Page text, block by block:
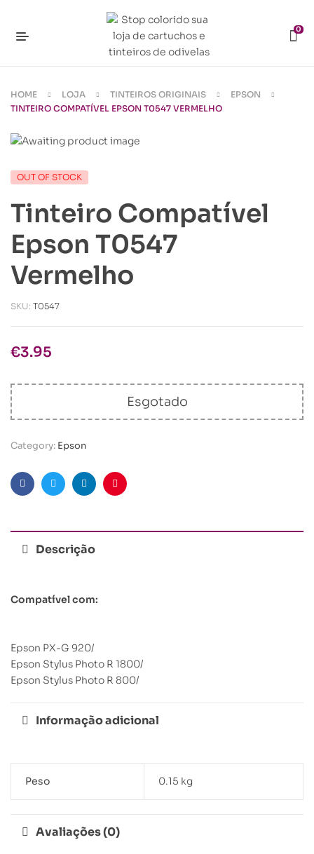
0
HOME LOJA TINTEIROS ORIGINAIS
EPSON
TINTEIRO COMPATÍVEL EPSON T0547 VERMELHO
OUT OF STOCK
Tinteiro Compatível
Epson T0547
Vermelho
SKU: T0547
€3.95
Esgotado
Category: Epson
FacebookTwitterLinkedinPinterest
Descrição
Compatível com:
Epson PX-G 920/
Epson Stylus Photo R 1800/
Epson Stylus Photo R 800/
Informação adicional
Peso 0.15 kg
Avaliações (0)